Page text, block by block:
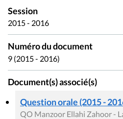
Session
2015 - 2016
Numéro du document
9 (2015 - 2016)
Document(s) associé(s)
Question orale (2015 -
QO Manzoor Ellahi Zahoor -